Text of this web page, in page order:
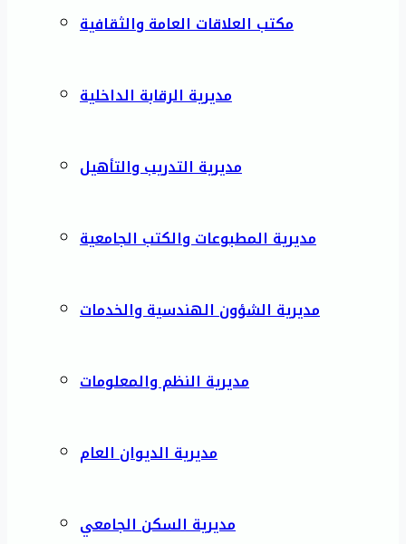
مكتب العلاقات العامة والثقافية
مديرية الرقابة الداخلية
مديرية التدريب والتأهيل
مديرية المطبوعات والكتب الجامعية
مديرية الشؤون الهندسية والخدمات
مديرية النظم والمعلومات
مديرية الديوان العام
مديرية السكن الجامعي